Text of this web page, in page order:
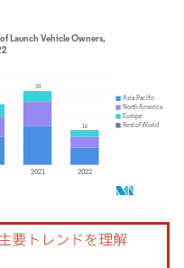
BY 4.0の表示が必要です。